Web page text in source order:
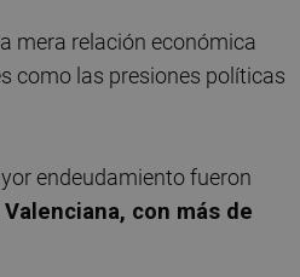
mera relación económica
como las presiones políticas
endeudamiento fueron
con más de